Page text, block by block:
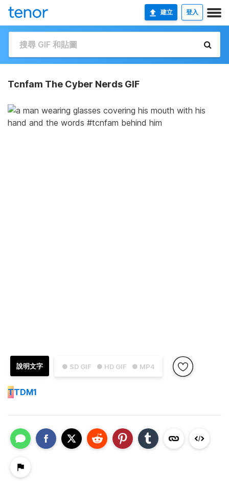
建立 登入
Tcnfam The Cyber Nerds GIF
● SD GIF ● HD GIF ● MP4
說明文字
TTDM1